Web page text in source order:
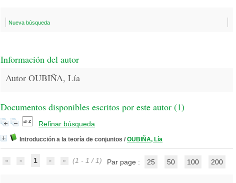
Nueva búsqueda
Información del autor
Autor OUBIÑA, Lía
Documentos disponibles escritos por este autor (1)
Refinar búsqueda
Introducción a la teoría de conjuntos / OUBIÑA, Lía
1 (1 - 1 / 1) Par page : 25 50 100 200